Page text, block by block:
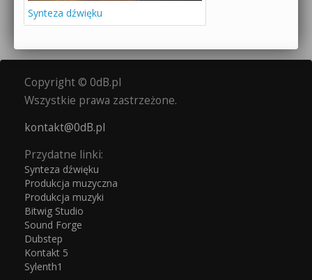
Synteza dźwięku
Copyright © 0dB.pl
Wszystkie prawa zastrzeżone.
kontakt@0dB.pl
Przydatne linki:
Synteza dźwięku
Produkcja muzyczna
Produkcja muzyki
Bitwig Studio
Sound Forge
Dubstep
Kontakt 5
Sylenth1